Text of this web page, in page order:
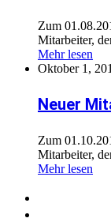
Zum
Mitarbeiter,
Mehr lesen
Oktober 1,
Neuer
Zum
Mitarbeiter,
Mehr lesen